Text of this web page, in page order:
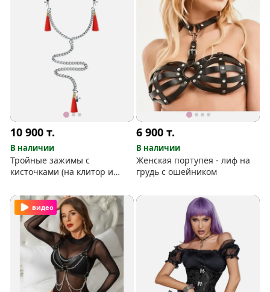
10 900т.
В наличии
Тройные зажимы с
кисточками (на клитор и
6 900т.
В наличии
Женская портупея - лиф на
грудь с ошейником
видео